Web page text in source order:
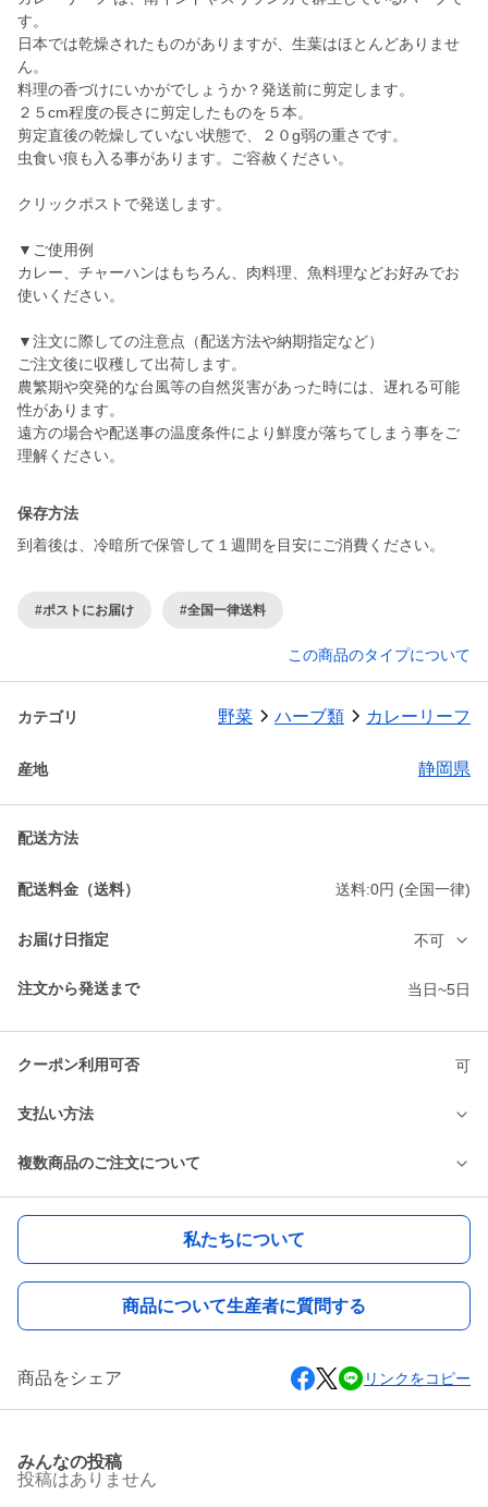
す。
日本では乾燥されたものがありますが、生葉はほとんどありませ
ん。
料理の香づけにいかがでしょうか？発送前に剪定します。
２５cm程度の長さに剪定したものを５本。
剪定直後の乾燥していない状態で、２０g弱の重さです。
虫食い痕も入る事があります。ご容赦ください。
クリックポストで発送します。
▼ご使用例
カレー、チャーハンはもちろん、肉料理、魚料理などお好みでお
使いください。
▼注文に際しての注意点（配送方法や納期指定など）
ご注文後に収穫して出荷します。
農繁期や突発的な台風等の自然災害があった時には、遅れる可能
性があります。
遠方の場合や配送事の温度条件により鮮度が落ちてしまう事をご
理解ください。
保存方法
到着後は、冷暗所で保管して１週間を目安にご消費ください。
#ポストにお届け #全国一律送料
この商品のタイプについて
カテゴリ 野菜 ハーブ類 カレーリーフ
産地 静岡県
配送方法
配送料金（送料） 送料:0円 (全国一律)
お届け日指定 不可
注文から発送まで 当日~5日
クーポン利用可否 可
支払い方法
複数商品のご注文について
私たちについて
商品について生産者に質問する
商品をシェア リンクをコピー
みんなの投稿
投稿はありません